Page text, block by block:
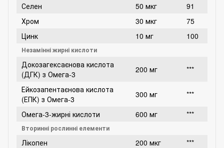
Селен
50 мкг
91
Хром
30 мкг
75
Цинк
10 мг 100
Незамінні жирні кислоти
Докозагексаєнова кислота
(ДГК) з Омега-3
200 мг
***
Ейкозапентаєнова кислота
(ЕПК) з Омега-3
300 мг
***
Омега-3-жирні кислоти
600 мг ***
Вторинні рослинні елементи
Лікопен 200 мкг
***